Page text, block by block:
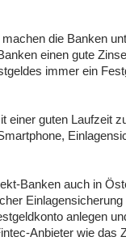
die Banken
einen gute
immer ein
einer guten Laufzeit
Banken auch in
anlegen
Anbieter wie das